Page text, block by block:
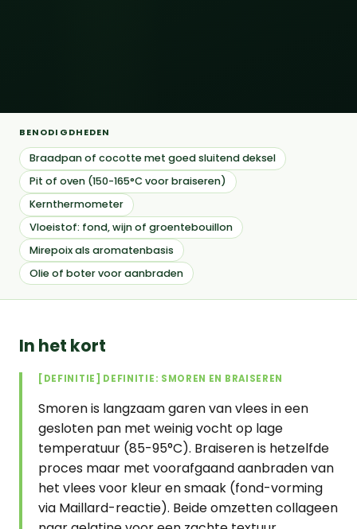
BENODIGDHEDEN
Braadpan of cocotte met goed sluitend deksel
Pit of oven (150-165°C voor braiseren)
Kernthermometer
Vloeistof: fond, wijn of groentebouillon
Mirepoix als aromatenbasis
Olie of boter voor aanbraden
In het kort
[DEFINITIE] DEFINITIE: SMOREN EN BRAISEREN
Smoren is langzaam garen van vlees in een
gesloten pan met weinig vocht op lage
temperatuur (85-95°C). Braiseren is hetzelfde
proces maar met voorafgaand aanbraden van
het vlees voor kleur en smaak (fond-vorming
via Maillard-reactie). Beide omzetten collageen